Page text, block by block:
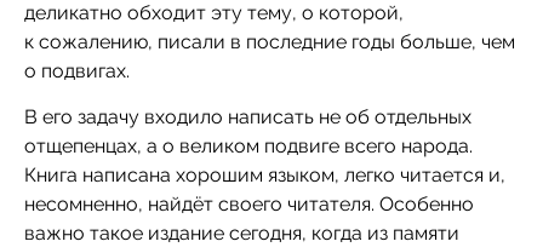
деликатно обходит эту тему, о которой,
к сожалению, писали в последние годы больше, чем
о подвигах.
В его задачу входило написать не об отдельных
отщепенцах, а о великом подвиге всего народа.
Книга написана хорошим языком, легко читается и,
несомненно, найдёт своего читателя. Особенно
важно такое издание сегодня, когда из памяти